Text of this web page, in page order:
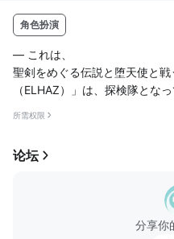
角色扮演
― これは、
聖剣をめぐる伝説と堕天使と
（ELHAZ）」は、探検隊とな
ンRPGゲームです。
・能力値を強化して他の人と戦
・カードを集めてゲームを進め
・ストーリーを見て追随体験す
所需权限
论坛
分享你